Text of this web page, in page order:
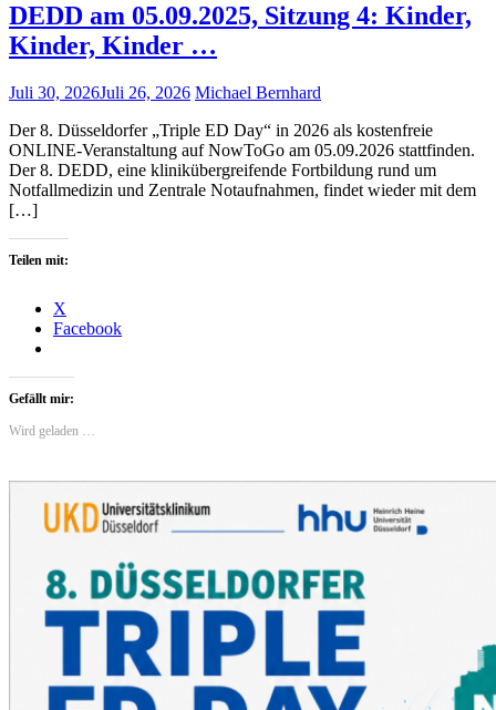
DEDD am 05.09.2025, Sitzung 4: Kinder,
Kinder, Kinder …
Juli 30, 2026Juli 26, 2026 Michael Bernhard
Der 8. Düsseldorfer „Triple ED Day“ in 2026 als kostenfreie
ONLINE-Veranstaltung auf NowToGo am 05.09.2026 stattfinden.
Der 8. DEDD, eine klinikübergreifende Fortbildung rund um
Notfallmedizin und Zentrale Notaufnahmen, findet wieder mit dem
[…]
Teilen mit:
X
Facebook
Gefällt mir:
Wird geladen …